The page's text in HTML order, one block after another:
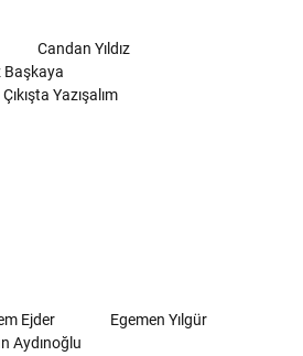
Candan Yıldız
Başkaya
Çıkışta Yazışalım
Ejder
Egemen Yılgür
Aydınoğlu